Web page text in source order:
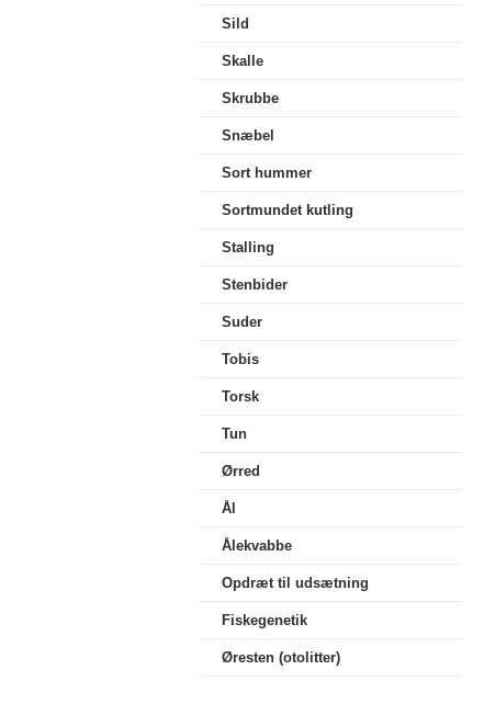
Sild
Skalle
Skrubbe
Snæbel
Sort hummer
Sortmundet kutling
Stalling
Stenbider
Suder
Tobis
Torsk
Tun
Ørred
Ål
Ålekvabbe
Opdræt til udsætning
Fiskegenetik
Øresten (otolitter)